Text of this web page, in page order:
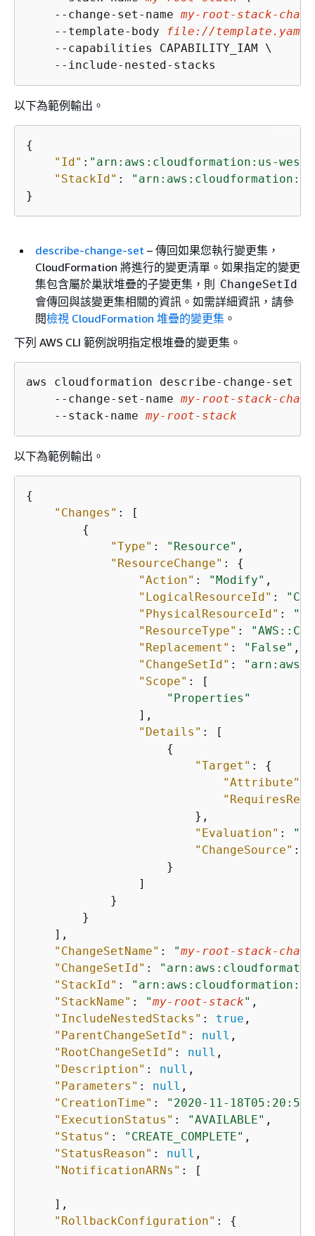
    --change-set-name
my-root-stack-
    --template-body
file://template.yaml
    --capabilities CAPABILITY_IAM \
    --include-nested-stacks
以下為範例輸出。
{
"Id" : "arn:aws:cloudformation:us-west-
"StackId" :
}
describe-change-set – 傳回如果您執行變更集，
CloudFormation 將進行的變更清單。如果指定的變更
集包含屬於巢狀堆疊的子變更集，則
ChangeSetId
會傳回與該變更集相關的資訊。如需詳細資訊，請參
閱檢視 CloudFormation 堆疊的變更集 。
下列 AWS CLI 範例說明指定根堆疊的變更集。
aws cloudformation describe-change-set \
    --change-set-name
my-root-stack-
    --stack-name
my-root-stack
以下為範例輸出。
{
"Changes" : [
{
"Type" : "Resource" ,
"ResourceChange" : {
"Action" : "Modify" ,
"LogicalResourceId" :
"PhysicalResourceId" :
"ResourceType" :
"Replacement" : "False" ,
"ChangeSetId" :
"Scope" : [
"Properties"
                ],
"Details" : [
{
"Target" : {
"Attribute"
                        },
"Evaluation" :
"ChangeSource" :
                    }
                ]
            }
        }
    ],
"ChangeSetName" : "my-root-stack-
"ChangeSetId" :
"StackId" :
"StackName" : "my-root-stack" ,
"IncludeNestedStacks" : true ,
"ParentChangeSetId" : null ,
"RootChangeSetId" : null ,
"Description" : null ,
"Parameters" : null ,
"CreationTime" :
"2020-11-
"ExecutionStatus" : "AVAILABLE" ,
"Status" : "CREATE_COMPLETE" ,
"StatusReason" : null ,
"NotificationARNs" : [
    ],
"RollbackConfiguration" : {